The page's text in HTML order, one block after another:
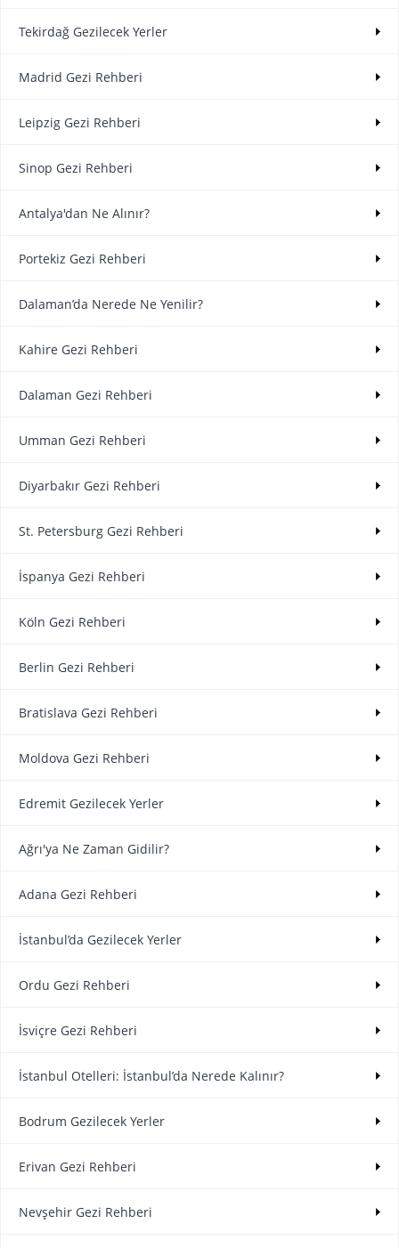
Tekirdağ Gezilecek Yerler
Madrid Gezi Rehberi
Leipzig Gezi Rehberi
Sinop Gezi Rehberi
Antalya'dan Ne Alınır?
Portekiz Gezi Rehberi
Dalaman’da Nerede Ne Yenilir?
Kahire Gezi Rehberi
Dalaman Gezi Rehberi
Umman Gezi Rehberi
Diyarbakır Gezi Rehberi
St. Petersburg Gezi Rehberi
İspanya Gezi Rehberi
Köln Gezi Rehberi
Berlin Gezi Rehberi
Bratislava Gezi Rehberi
Moldova Gezi Rehberi
Edremit Gezilecek Yerler
Ağrı'ya Ne Zaman Gidilir?
Adana Gezi Rehberi
İstanbul’da Gezilecek Yerler
Ordu Gezi Rehberi
İsviçre Gezi Rehberi
İstanbul Otelleri: İstanbul’da Nerede Kalınır?
Bodrum Gezilecek Yerler
Erivan Gezi Rehberi
Nevşehir Gezi Rehberi